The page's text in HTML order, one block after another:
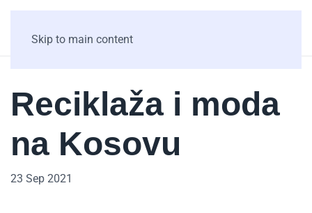
Skip to main content
Reciklaža i moda
na Kosovu
23 Sep 2021